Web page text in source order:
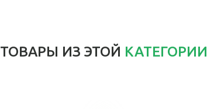
ТОВАРЫ ИЗ ЭТОЙ КАТЕГОРИИ